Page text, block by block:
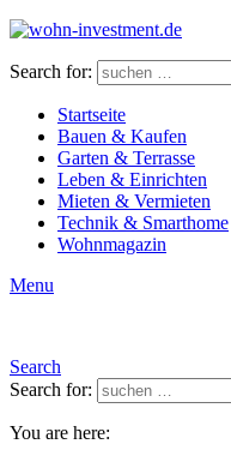
Search for:
Startseite
Bauen & Kaufen
Garten & Terrasse
Leben & Einrichten
Mieten & Vermieten
Technik & Smarthome
Wohnmagazin
Menu
Search
Search for:
You are here: